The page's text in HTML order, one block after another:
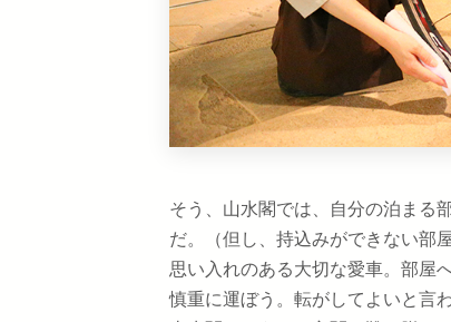
そう、山水閣では、自分の泊まる
だ。（但し、持込みができない部
思い入れのある大切な愛車。部屋
慎重に運ぼう。転がしてよいと言